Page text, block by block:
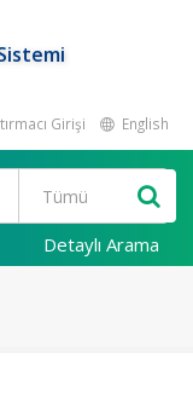
Girişi English
Detaylı Arama